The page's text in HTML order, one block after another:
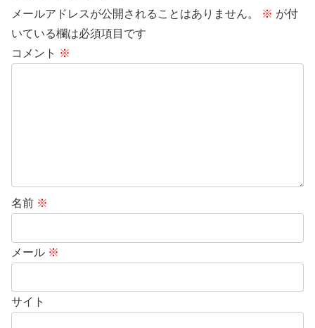
メールアドレスが公開されることはありません。 ※ が付
いている欄は必須項目です
コメント ※
名前 ※
メール ※
サイト